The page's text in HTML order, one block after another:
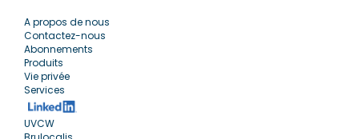
A propos de nous
Contactez-nous
Abonnements
Produits
Vie privée
Services
UVCW